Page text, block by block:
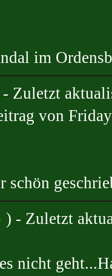
im
Zuletzt
von Friday
schön
) - Zuletzt
nicht